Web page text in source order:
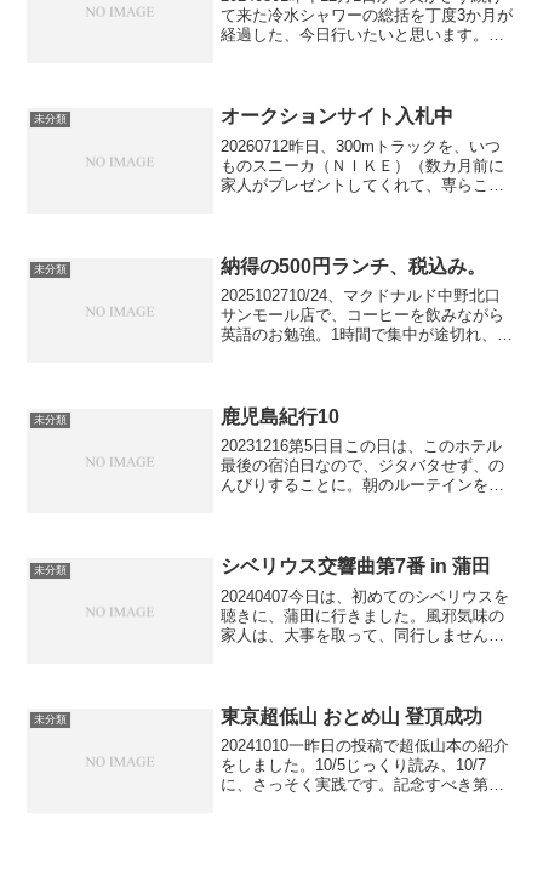
て来た冷水シャワーの総括を丁度3か月が
経過した、今日行いたいと思います。率
は、3...
未分類 オークションサイト入札中
20260712昨日、300mトラックを、いつ
ものスニーカ（ＮＩＫＥ）（数カ月前に
家人がプレゼントしてくれて、専らこれ
始めた途端、足...
未分類 納得の500円ランチ、税込み。
2025102710/24、マクドナルド中野北口
サンモール店で、コーヒーを飲みながら
英語のお勉強。1時間で集中が途切れ、時
店を検...
未分類 鹿児島紀行10
20231216第5日目この日は、このホテル
最後の宿泊日なので、ジタバタせず、の
んびりすることに。朝のルーテインをこ
行くことにしま...
未分類 シベリウス交響曲第7番 in 蒲田
20240407今日は、初めてのシベリウスを
聴きに、蒲田に行きました。風邪気味の
家人は、大事を取って、同行しません。
進みませんでし...
未分類 東京超低山 おとめ山 登頂成功
20241010一昨日の投稿で超低山本の紹介
をしました。10/5じっくり読み、10/7
に、さっそく実践です。記念すべき第一